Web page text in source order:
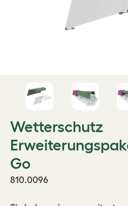
Wetterschutz
Go
810.0096